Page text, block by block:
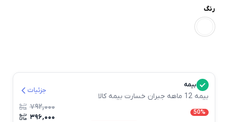
رنگ
بیمه
بیمه 12 ماهه جبران خسارت بیمه کالا
جزئیات
50%
۷۹۲,۰۰۰
۳۹۶,۰۰۰